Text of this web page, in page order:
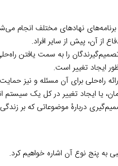
نهادهای مختلف انجام
از آن، پیش از سایر افراد.
را به سمت یافتن
ایجاد تغییر است.
راه‌حلی برای آن مسئله و نیز
یا ایجاد تغییر در کل یک سیستم
دربارۀ موضوعاتی که بر
به پنج نوع آن اشاره خواهیم کرد.